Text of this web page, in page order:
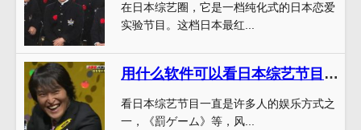
在日本综艺圈，它是一档纯化式的日本恋爱
实验节目。这档日本最红...
用什么软件可以看日本综艺节目呢？推荐7个APP，让你看综艺不再难
看日本综艺节目一直是许多人的娱乐方式之
一，《罰ゲーム》等，风...